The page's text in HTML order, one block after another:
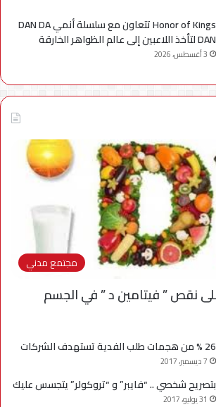
Honor of Kings تتعاون مع سلسلة أنمي DAN DA
DAN لتأخذ اللاعبين إلى عالم الظواهر الخارقة
3 أغسطس، 2026
مجتمع مدني
26 % من هجمات طلب الفدية تستهدف الشركات
7 ديسمبر، 2017
بتصريح شخصي .. “فايبر” و “تروكولر” يتجسس عليك
31 يوليو، 2017